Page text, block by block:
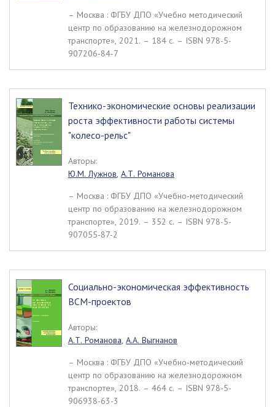
– Москва : ФГБУ ДПО «Учебно методический
центр по образованию на железнодорожном
транспорте», 2021. – 184 c. – ISBN 978-5-
907206-84-7
Технико-экономические основы реализации
роста эффективности работы системы
"колесо-рельс"
Авторы:
Ю.М. Лужнов, А.Т. Романова
– Москва : ФГБУ ДПО «Учебно-методический
центр по образованию на железнодорожном
транспорте», 2019. – 352 c. – ISBN 978-5-
907055-87-2
Социально-экономическая эффективность
ВСМ-проектов
Авторы:
А.Т. Романова, А.А. Выгнанов
– Москва : ФГБУ ДПО «Учебно-методический
центр по образованию на железнодорожном
транспорте», 2018. – 464 c. – ISBN 978-5-
906938-63-3